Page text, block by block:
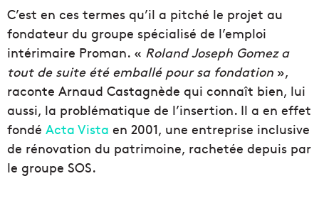
C’est en ces termes qu’il a pitché le projet au
fondateur du groupe spécialisé de l’emploi
intérimaire Proman. « Roland Joseph Gomez a
tout de suite été emballé pour sa fondation »,
raconte Arnaud Castagnède qui connaît bien, lui
aussi, la problématique de l’insertion. Il a en effet
fondé Acta Vista en 2001, une entreprise inclusive
de rénovation du patrimoine, rachetée depuis par
le groupe SOS.